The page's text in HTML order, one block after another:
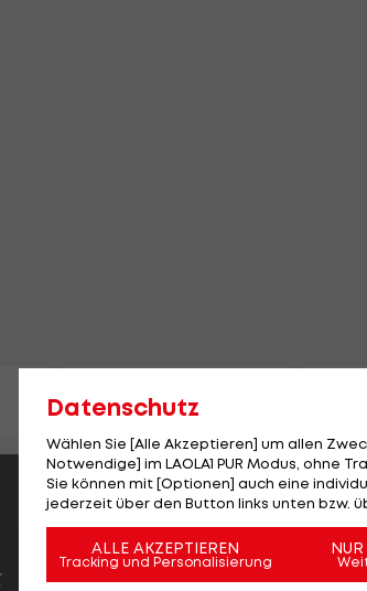
Datenschutz
Wählen Sie [Alle Akzeptieren] um allen
Notwendige] im LAOLA1 PUR Modus, ohne
Sie können mit [Optionen] auch eine
jederzeit über den Button links unten bzw.
ALLE AKZEPTIEREN
Tracking und Personalisierung